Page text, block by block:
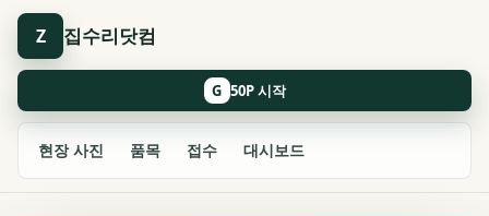
Z 집수리닷컴
현장 사진 품목 접수 대시보드
G